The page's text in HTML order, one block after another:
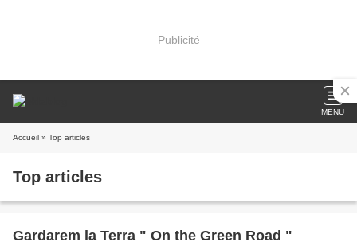
Publicité
MENU
Accueil » Top articles
Top articles
Gardarem la Terra " On the Green Road "